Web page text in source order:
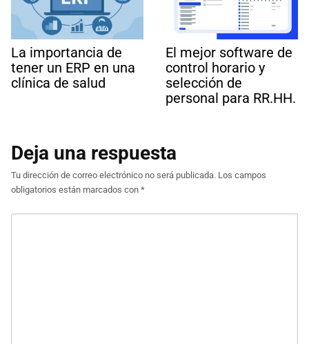
La importancia de
tener un ERP en una
clínica de salud
El mejor software de
control horario y
selección de
personal para RR.HH.
Deja una respuesta
Tu dirección de correo electrónico no será publicada. Los campos
obligatorios están marcados con *